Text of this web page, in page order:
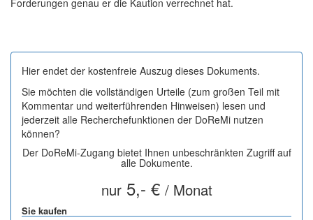
Forderungen genau er die Kaution verrechnet hat.
Hier endet der kostenfreie Auszug dieses Dokuments.
Sie möchten die vollständigen Urteile (zum großen Teil mit
Kommentar und weiterführenden Hinweisen) lesen und
jederzeit alle Recherchefunktionen der DoReMi nutzen
können?
Der DoReMi-Zugang bietet Ihnen unbeschränkten Zugriff auf
alle Dokumente.
nur5,- € / Monat
Sie kaufen